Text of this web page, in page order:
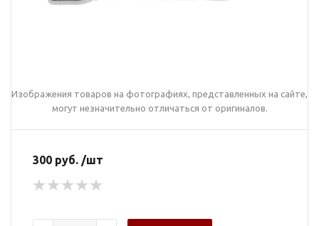
Изображения товаров на фотографиях, представленных на сайте,
могут незначительно отличаться от оригиналов.
300 руб. /шт